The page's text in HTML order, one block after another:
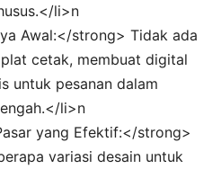
li>n
Awal:</strong> Tidak ada
cetak, membuat digital
untuk pesanan dalam
li>n
yang Efektif:</strong>
variasi desain untuk